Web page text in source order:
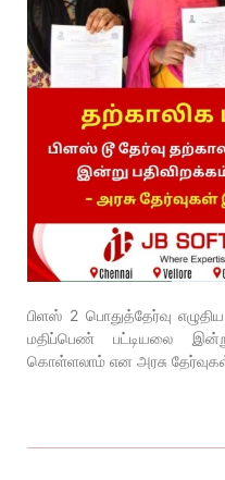
பிளஸ் 2 பொதுத்தேர்வு
மதிப்பெண் பட்டியலை
கொள்ளலாம் என அரசு